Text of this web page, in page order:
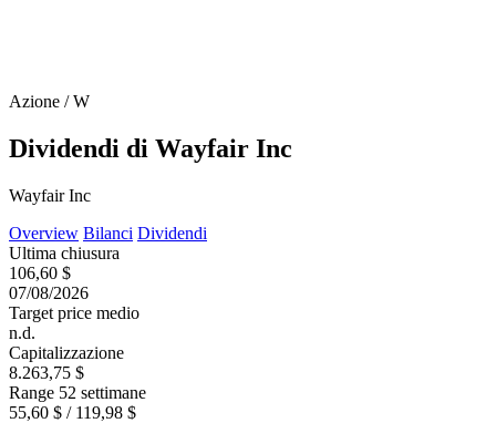
Azione / W
Dividendi di Wayfair Inc
Wayfair Inc
Overview Bilanci Dividendi
Ultima chiusura
106,60 $
07/08/2026
Target price medio
n.d.
Capitalizzazione
8.263,75 $
Range 52 settimane
55,60 $ / 119,98 $